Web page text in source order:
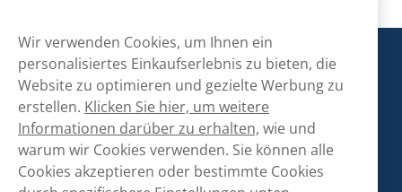
Snusmarkt
Kontaktiere uns!
hallo@snusmarkt.ch
+410800561053
Wir verwenden Cookies, um Ihnen ein
personalisiertes Einkaufserlebnis zu bieten, die
Website zu optimieren und gezielte Werbung zu
erstellen. Klicken Sie hier, um weitere
Informationen darüber zu erhalten, wie und
warum wir Cookies verwenden. Sie können alle
Cookies akzeptieren oder bestimmte Cookies